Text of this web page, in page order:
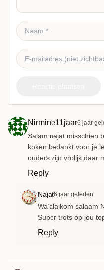
Nirmine11jaar6 jaar
Salam najat misschien
koken bedankt voor je
ouders zijn vrolijk daar
Reply
Najat6 jaar geleden
Wa’alaikom salaam
Super trots op jou
Reply